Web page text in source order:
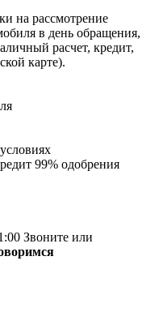
на рассмотрение
в день обращения,
расчет, кредит,
карте).
99% одобрения
Звоните или